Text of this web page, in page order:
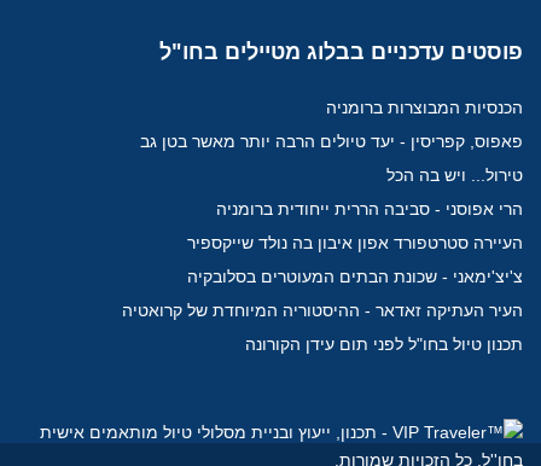
פוסטים עדכניים בבלוג מטיילים בחו"ל
הכנסיות המבוצרות ברומניה
פאפוס, קפריסין - יעד טיולים הרבה יותר מאשר בטן גב
טירול... ויש בה הכל
הרי אפוסני - סביבה הררית ייחודית ברומניה
העיירה סטרטפורד אפון איבון בה נולד שייקספיר
צ'יצ'ימאני - שכונת הבתים המעוטרים בסלובקיה
העיר העתיקה זאדאר - ההיסטוריה המיוחדת של קרואטיה
תכנון טיול בחו"ל לפני תום עידן הקורונה